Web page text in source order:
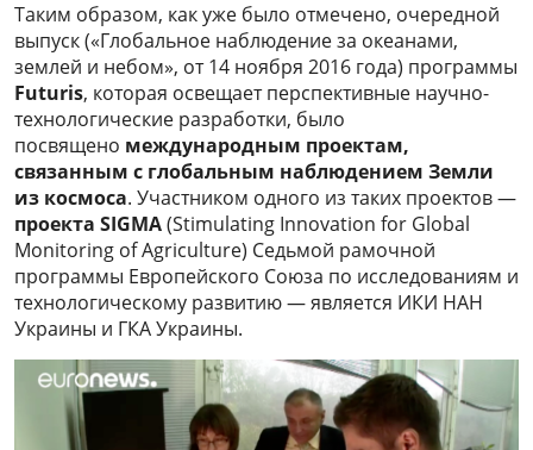
Таким образом, как уже было отмечено, очередной
выпуск («Глобальное наблюдение за океанами,
землей и небом», от 14 ноября 2016 года) программы
Futuris, которая освещает перспективные научно-
технологические разработки, было
посвящено международным проектам,
связанным с глобальным наблюдением Земли
из космоса. Участником одного из таких проектов —
проекта SIGMA(Stimulating Innovation for Global
Monitoring of Agriculture) Седьмой рамочной
программы Европейского Союза по исследованиям и
технологическому развитию — является ИКИ НАН
Украины и ГКА Украины.